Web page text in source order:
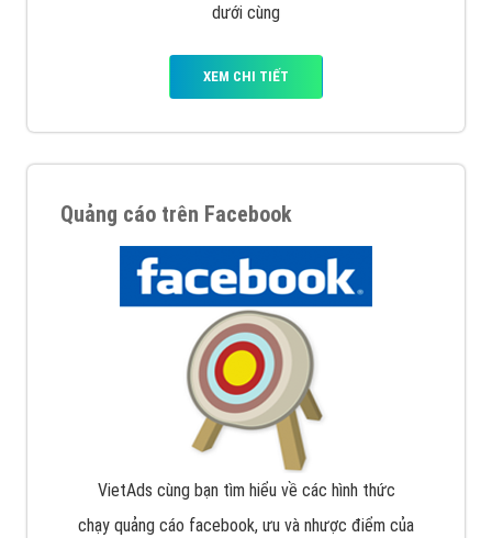
dưới cùng
XEM CHI TIẾT
Quảng cáo trên Facebook
VietAds cùng bạn tìm hiểu về các hình thức
chạy quảng cáo facebook, ưu và nhược điểm của